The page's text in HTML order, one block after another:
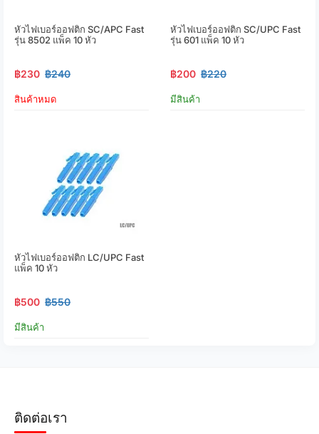
หัวไฟเบอร์ออฟติก SC/APC Fast
รุ่น 8502 แพ็ค 10 หัว
฿230 ฿240
สินค้าหมด
หัวไฟเบอร์ออฟติก SC/UPC Fast
รุ่น 601 แพ็ค 10 หัว
฿200 ฿220
มีสินค้า
หัวไฟเบอร์ออฟติก LC/UPC Fast
แพ็ค 10 หัว
฿500 ฿550
มีสินค้า
ติดต่อเรา